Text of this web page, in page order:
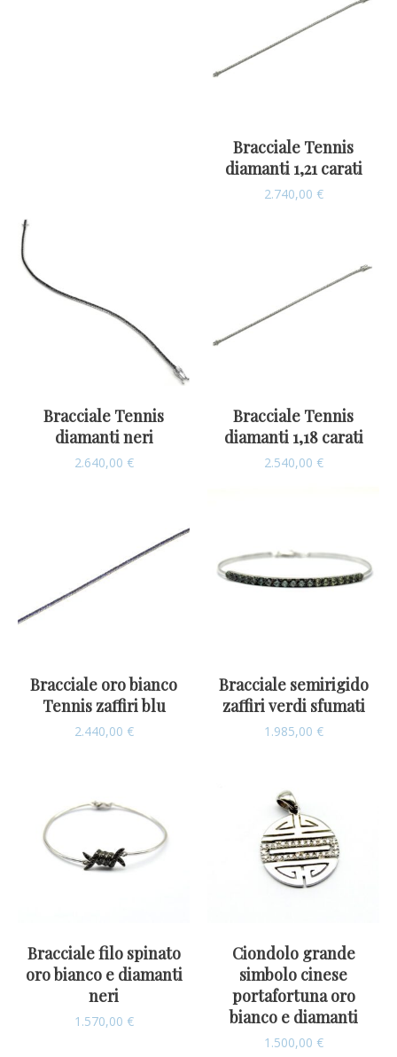
Bracciale Tennis
diamanti 1,21 carati
2.740,00 €
Bracciale Tennis
diamanti neri
2.640,00 €
Bracciale Tennis
diamanti 1,18 carati
2.540,00 €
Bracciale oro bianco
Tennis zaffiri blu
2.440,00 €
Bracciale semirigido
zaffiri verdi sfumati
1.985,00 €
Bracciale filo spinato
oro bianco e diamanti
neri
1.570,00 €
Ciondolo grande
simbolo cinese
portafortuna oro
bianco e diamanti
1.500,00 €